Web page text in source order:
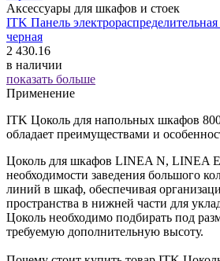
Аксессуары для шкафов и стоек
ITK Панель
черная
2 430.16
в наличии
показать больше
Применение
ITK Цоколь для напольных шкафов
обладает преимуществами и
Цоколь для шкафов LINEA N, LINEA E
необходимости заведения большого
линий в шкаф, обеспечивая
пространства в нижней части для
Цоколь необходимо подбирать под
требуемую дополнительную высоту.